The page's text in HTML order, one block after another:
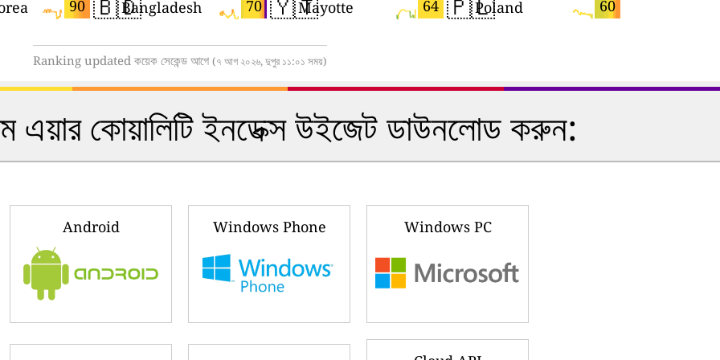
90 🇧🇩 70
Bangladesh 🇾🇹 64
Mayotte 🇵🇱 60
Poland
Ranking updated কয়েক সেকেন্ড আগে (৭ আগ ২০২৬, দুপুর ১১:০১ সময়)
এয়ার কোয়ালিটি ইনডেক্স উইজেট ডাউনলোড করুন:
Android Windows Phone Windows PC